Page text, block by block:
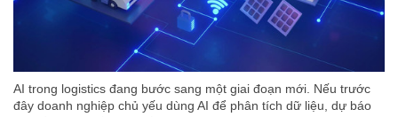
AI trong logistics đang bước sang một giai đoạn mới. Nếu trước
đây doanh nghiệp chủ yếu dùng AI để phân tích dữ liệu, dự báo